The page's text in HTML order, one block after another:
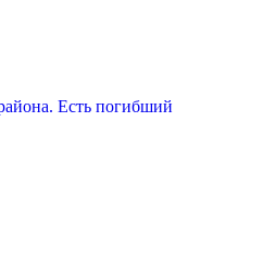
Есть погибший